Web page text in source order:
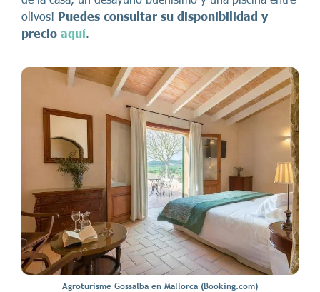
olivos! Puedes consultar su disponibilidad y
precio aquí.
Agroturisme Gossalba en Mallorca (Booking.com)